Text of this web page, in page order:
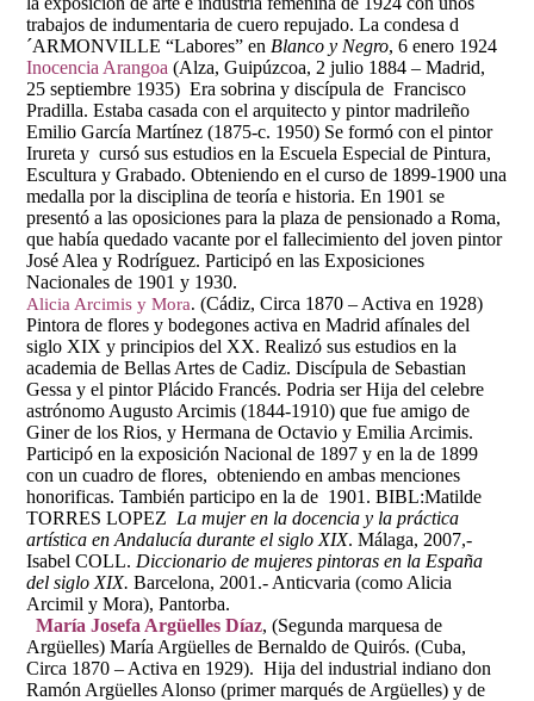
trabajos de indumentaria de cuero repujado. La condesa d
´ARMONVILLE “Labores” en Blanco y Negro, 6 enero 1924
Inocencia Arangoa (Alza, Guipúzcoa, 2 julio 1884 – Madrid,
25 septiembre 1935) Era sobrina y discípula de Francisco
Pradilla. Estaba casada con el arquitecto y pintor madrileño
Emilio García Martínez (1875-c. 1950) Se formó con el pintor
Irureta y cursó sus estudios en la Escuela Especial de Pintura,
Escultura y Grabado. Obteniendo en el curso de 1899-1900 una
medalla por la disciplina de teoría e historia. En 1901 se
presentó a las oposiciones para la plaza de pensionado a Roma,
que había quedado vacante por el fallecimiento del joven pintor
José Alea y Rodríguez. Participó en las Exposiciones
Nacionales de 1901 y 1930.
Alicia Arcimis y Mora.(Cádiz, Circa 1870 – Activa en 1928)
Pintora de flores y bodegones activa en Madrid afínales del
siglo XIX y principios del XX. Realizó sus estudios en la
academia de Bellas Artes de Cadiz. Discípula de Sebastian
Gessa y el pintor Plácido Francés. Podria ser Hija del celebre
astrónomo Augusto Arcimis (1844-1910) que fue amigo de
Giner de los Rios, y Hermana de Octavio y Emilia Arcimis.
Participó en la exposición Nacional de 1897 y en la de 1899
con un cuadro de flores, obteniendo en ambas menciones
honorificas. También participo en la de 1901. BIBL:Matilde
TORRES LOPEZ La mujer en la docencia y la práctica
artística en Andalucía durante el siglo XIX. Málaga, 2007,-
Isabel COLL. Diccionario de mujeres pintoras en la España
del siglo XIX.Barcelona, 2001.- Anticvaria (como Alicia
Arcimil y Mora), Pantorba.
María Josefa Argüelles Díaz, (Segunda marquesa de
Argüelles) María Argüelles de Bernaldo de Quirós. (Cuba,
Circa 1870 – Activa en 1929). Hija del industrial indiano don
Ramón Argüelles Alonso (primer marqués de Argüelles) y de